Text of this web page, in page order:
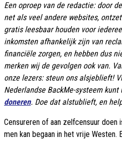
Een oproep van de redactie: door
net als veel andere websites,
gratis leesbaar houden voor
inkomsten afhankelijk zijn van
financiële zorgen, en hebben dus
merken wij de gevolgen ook van.
onze lezers: steun ons alsjeblieft!
Nederlandse BackMe-systeem kunt
doneren. Doe dat alstublieft, en
Censureren of aan zelfcensuur
men kan begaan in het vrije Westen.